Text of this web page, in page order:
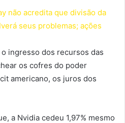
não acredita que divisão da
seus problemas; ações
ingresso dos recursos das
os cofres do poder
americano, os juros dos
a Nvidia cedeu 1,97% mesmo